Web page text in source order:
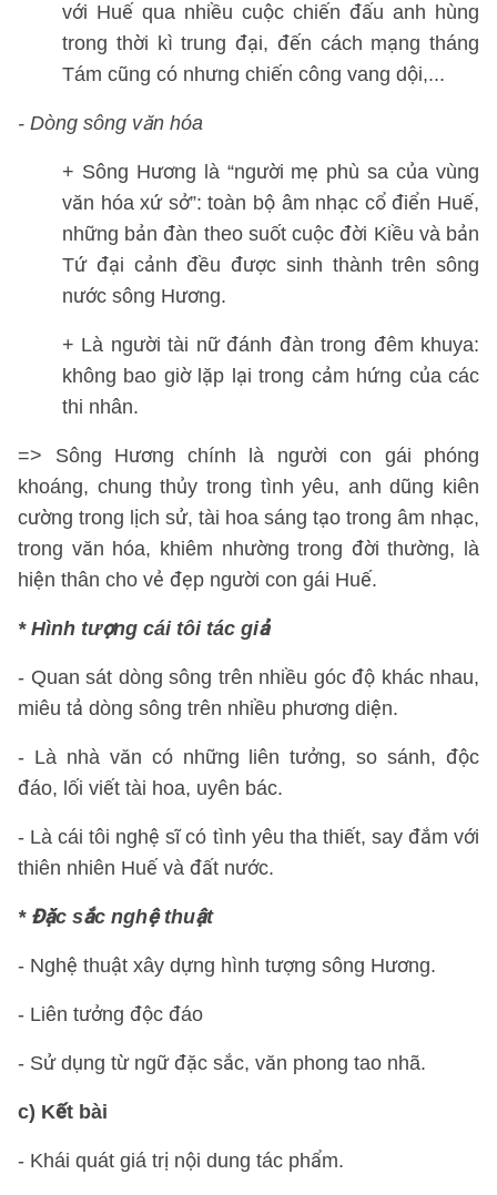
với Huế qua nhiều cuộc chiến đấu anh hùng
trong thời kì trung đại, đến cách mạng tháng
Tám cũng có nhưng chiến công vang dội,...
- Dòng sông văn hóa
+ Sông Hương là “người mẹ phù sa của vùng
văn hóa xứ sở”: toàn bộ âm nhạc cổ điển Huế,
những bản đàn theo suốt cuộc đời Kiều và bản
Tứ đại cảnh đều được sinh thành trên sông
nước sông Hương.
+ Là người tài nữ đánh đàn trong đêm khuya:
không bao giờ lặp lại trong cảm hứng của các
thi nhân.
=> Sông Hương chính là người con gái phóng
khoáng, chung thủy trong tình yêu, anh dũng kiên
cường trong lịch sử, tài hoa sáng tạo trong âm nhạc,
trong văn hóa, khiêm nhường trong đời thường, là
hiện thân cho vẻ đẹp người con gái Huế.
* Hình tượng cái tôi tác giả
- Quan sát dòng sông trên nhiều góc độ khác nhau,
miêu tả dòng sông trên nhiều phương diện.
- Là nhà văn có những liên tưởng, so sánh, độc
đáo, lối viết tài hoa, uyên bác.
- Là cái tôi nghệ sĩ có tình yêu tha thiết, say đắm với
thiên nhiên Huế và đất nước.
* Đặc sắc nghệ thuật
- Nghệ thuật xây dựng hình tượng sông Hương.
- Liên tưởng độc đáo
- Sử dụng từ ngữ đặc sắc, văn phong tao nhã.
c) Kết bài
- Khái quát giá trị nội dung tác phẩm.